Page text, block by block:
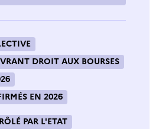
DROIT AUX BOURSES
EN 2026
PAR L'ETAT